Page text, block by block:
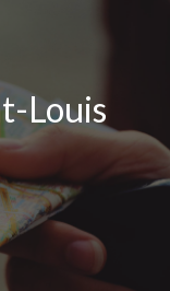
Louis